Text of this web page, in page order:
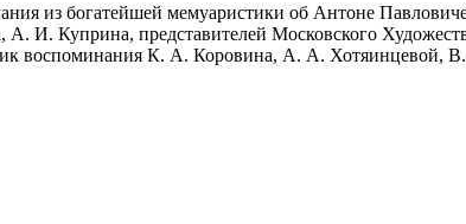
из богатейшей мемуаристики об Антоне
Куприна, представителей Московского
воспоминания К. А. Коровина, А. А. Хотяинцевой,